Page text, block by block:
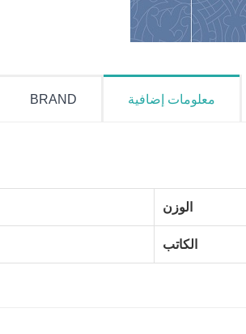
معلومات إضافية BRAND
الوزن
الكاتب